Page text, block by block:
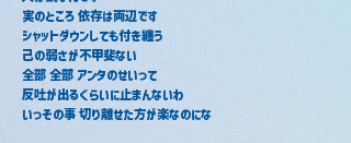
実のところ 依存は両辺です
シャットダウンしても付き纏う
己の弱さが不甲斐ない
全部 全部 アンタのせいって
反吐が出るくらいに止まんないわ
いっその事 切り離せた方が楽なのにな